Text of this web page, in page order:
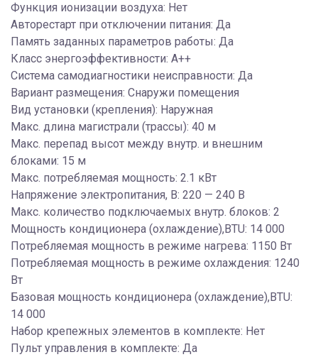
Функция ионизации воздуха: Нет
Авторестарт при отключении питания: Да
Память заданных параметров работы: Да
Класс энергоэффективности: A++
Система самодиагностики неисправности: Да
Вариант размещения: Снаружи помещения
Вид установки (крепления): Наружная
Макс. длина магистрали (трассы): 40 м
Макс. перепад высот между внутр. и внешним
блоками: 15 м
Макс. потребляемая мощность: 2.1 кВт
Напряжение электропитания, В: 220 — 240 В
Макс. количество подключаемых внутр. блоков: 2
Мощность кондиционера (охлаждение),BTU: 14 000
Потребляемая мощность в режиме нагрева: 1150 Вт
Потребляемая мощность в режиме охлаждения: 1240
Вт
Базовая мощность кондиционера (охлаждение),BTU:
14 000
Набор крепежных элементов в комплекте: Нет
Пульт управления в комплекте: Да